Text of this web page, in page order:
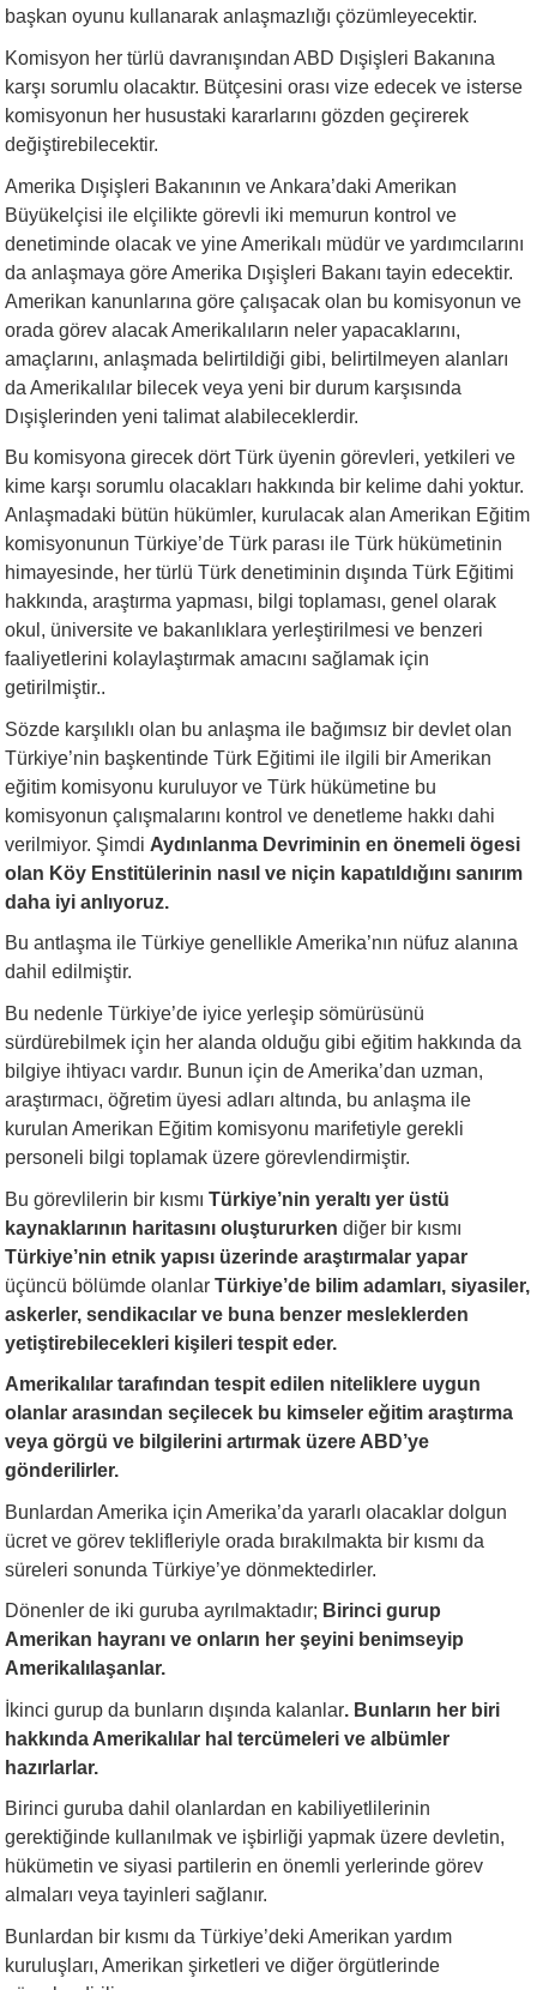
başkan oyunu kullanarak anlaşmazlığı çözümleyecektir.
Komisyon her türlü davranışından ABD Dışişleri Bakanına
karşı sorumlu olacaktır. Bütçesini orası vize edecek ve isterse
komisyonun her husustaki kararlarını gözden geçirerek
değiştirebilecektir.
Amerika Dışişleri Bakanının ve Ankara’daki Amerikan
Büyükelçisi ile elçilikte görevli iki memurun kontrol ve
denetiminde olacak ve yine Amerikalı müdür ve yardımcılarını
da anlaşmaya göre Amerika Dışişleri Bakanı tayin edecektir.
Amerikan kanunlarına göre çalışacak olan bu komisyonun ve
orada görev alacak Amerikalıların neler yapacaklarını,
amaçlarını, anlaşmada belirtildiği gibi, belirtilmeyen alanları
da Amerikalılar bilecek veya yeni bir durum karşısında
Dışişlerinden yeni talimat alabileceklerdir.
Bu komisyona girecek dört Türk üyenin görevleri, yetkileri ve
kime karşı sorumlu olacakları hakkında bir kelime dahi yoktur.
Anlaşmadaki bütün hükümler, kurulacak alan Amerikan Eğitim
komisyonunun Türkiye’de Türk parası ile Türk hükümetinin
himayesinde, her türlü Türk denetiminin dışında Türk Eğitimi
hakkında, araştırma yapması, bilgi toplaması, genel olarak
okul, üniversite ve bakanlıklara yerleştirilmesi ve benzeri
faaliyetlerini kolaylaştırmak amacını sağlamak için
getirilmiştir..
Sözde karşılıklı olan bu anlaşma ile bağımsız bir devlet olan
Türkiye’nin başkentinde Türk Eğitimi ile ilgili bir Amerikan
eğitim komisyonu kuruluyor ve Türk hükümetine bu
komisyonun çalışmalarını kontrol ve denetleme hakkı dahi
verilmiyor. Şimdi Aydınlanma Devriminin en önemeli ögesi
olan Köy Enstitülerinin nasıl ve niçin kapatıldığını sanırım
daha iyi anlıyoruz.
Bu antlaşma ile Türkiye genellikle Amerika’nın nüfuz alanına
dahil edilmiştir.
Bu nedenle Türkiye’de iyice yerleşip sömürüsünü
sürdürebilmek için her alanda olduğu gibi eğitim hakkında da
bilgiye ihtiyacı vardır. Bunun için de Amerika’dan uzman,
araştırmacı, öğretim üyesi adları altında, bu anlaşma ile
kurulan Amerikan Eğitim komisyonu marifetiyle gerekli
personeli bilgi toplamak üzere görevlendirmiştir.
Bu görevlilerin bir kısmıTürkiye’nin yeraltı yer üstü
kaynaklarının haritasını oluştururken diğer bir kısmı
Türkiye’nin etnik yapısı üzerinde araştırmalar yapar
üçüncü bölümde olanlarTürkiye’de bilim adamları, siyasiler,
askerler, sendikacılar ve buna benzer mesleklerden
yetiştirebilecekleri kişileri tespit eder.
Amerikalılar tarafından tespit edilen niteliklere uygun
olanlar arasından seçilecek bu kimseler eğitim araştırma
veya görgü ve bilgilerini artırmak üzere ABD’ye
gönderilirler.
Bunlardan Amerika için Amerika’da yararlı olacaklar dolgun
ücret ve görev teklifleriyle orada bırakılmakta bir kısmı da
süreleri sonunda Türkiye’ye dönmektedirler.
Dönenler de iki guruba ayrılmaktadır; Birinci gurup
Amerikan hayranı ve onların her şeyini benimseyip
Amerikalılaşanlar.
İkinci gurup da bunların dışında kalanlar. Bunların her biri
hakkında Amerikalılar hal tercümeleri ve albümler
hazırlarlar.
Birinci guruba dahil olanlardan en kabiliyetlilerinin
gerektiğinde kullanılmak ve işbirliği yapmak üzere devletin,
hükümetin ve siyasi partilerin en önemli yerlerinde görev
almaları veya tayinleri sağlanır.
Bunlardan bir kısmı da Türkiye’deki Amerikan yardım
kuruluşları, Amerikan şirketleri ve diğer örgütlerinde